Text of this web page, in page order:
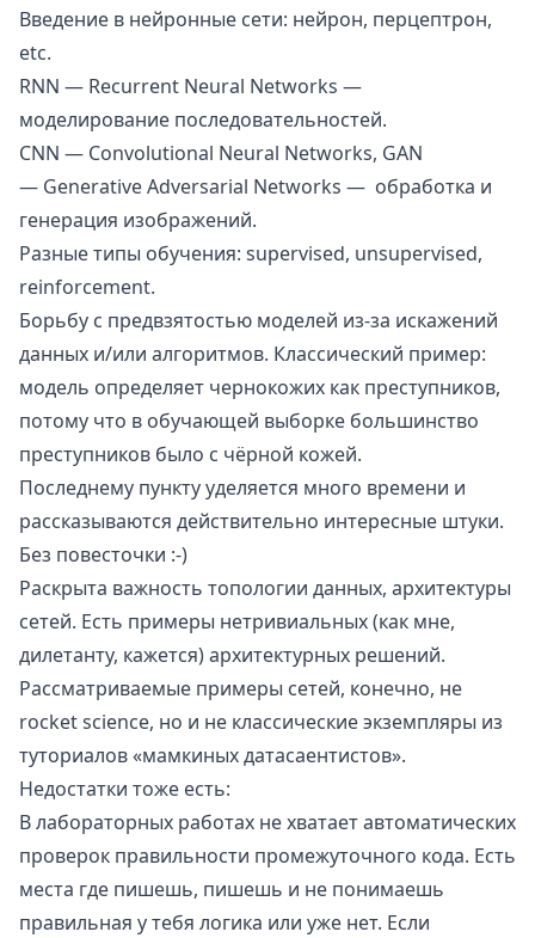
Введение в нейронные сети: нейрон, перцептрон,
etc.
RNN — Recurrent Neural Networks —
моделирование последовательностей.
CNN — Convolutional Neural Networks, GAN
— Generative Adversarial Networks — обработка и
генерация изображений.
Разные типы обучения: supervised, unsupervised,
reinforcement.
Борьбу с предвзятостью моделей из-за искажений
данных и/или алгоритмов. Классический пример:
модель определяет чернокожих как преступников,
потому что в обучающей выборке большинство
преступников было с чёрной кожей.
Последнему пункту уделяется много времени и
рассказываются действительно интересные штуки.
Без повесточки :-)
Раскрыта важность топологии данных, архитектуры
сетей. Есть примеры нетривиальных (как мне,
дилетанту, кажется) архитектурных решений.
Рассматриваемые примеры сетей, конечно, не
rocket science, но и не классические экземпляры из
туториалов «мамкиных датасаентистов».
Недостатки тоже есть:
В лабораторных работах не хватает автоматических
проверок правильности промежуточного кода. Есть
места где пишешь, пишешь и не понимаешь
правильная у тебя логика или уже нет. Если